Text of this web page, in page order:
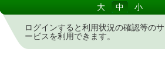
大 中 小
ログインすると利用状況の確認等のサ
ービスを利用できます。